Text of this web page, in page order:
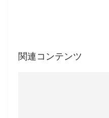
関連コンテンツ